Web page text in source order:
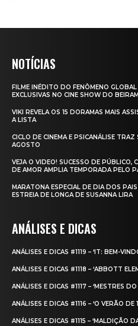
NOTÍCIAS
FILME INÉDITO DO FENÔMENO
EXCLUSIVAS NO CINE SHOW DO
VIKI REVELA OS 15 DORAMAS MAIS
A LISTA
CICLO DE CINEMA E PSICANÁLISE TRAZ
AGOSTO
VEJA O VIDEO! SUCESSO DE PÚBLICO,
DE AMOR AMPLIA TEMPORADA PELO
MARATONA ESPECIAL DE DIA DOS
ESTREIA DE LONGA DE SUSANNA LIRA
ANÁLISES E DICAS
ANÁLISES E DICAS #1119 – ‘IT: BEM-
ANÁLISES E DICAS #1118 – ‘ABBOTT
ANÁLISES E DICAS #1117 – ‘MESTRES
ANÁLISES E DICAS #1116 – ‘O VERÃO DE
ANÁLISES E DICAS #1115 – ‘MALDIÇÃO